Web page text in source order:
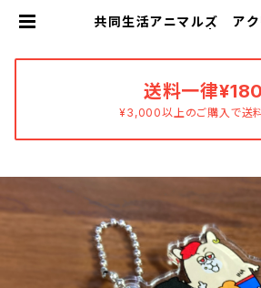
共同生活アニマルズ アク
送料一律¥180
¥3,000以上のご購入で送